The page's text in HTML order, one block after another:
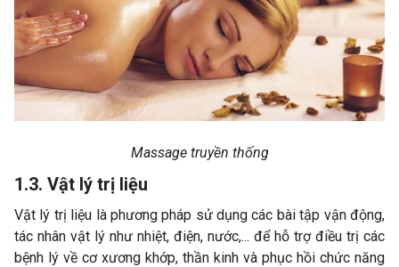
Massage truyền thống
1.3. Vật lý trị liệu
Vật lý trị liệu là phương pháp sử dụng các bài tập vận động,
tác nhân vật lý như nhiệt, điện, nước,... để hỗ trợ điều trị các
bệnh lý về cơ xương khớp, thần kinh và phục hồi chức năng